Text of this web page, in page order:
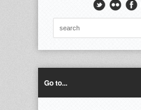
Go to...